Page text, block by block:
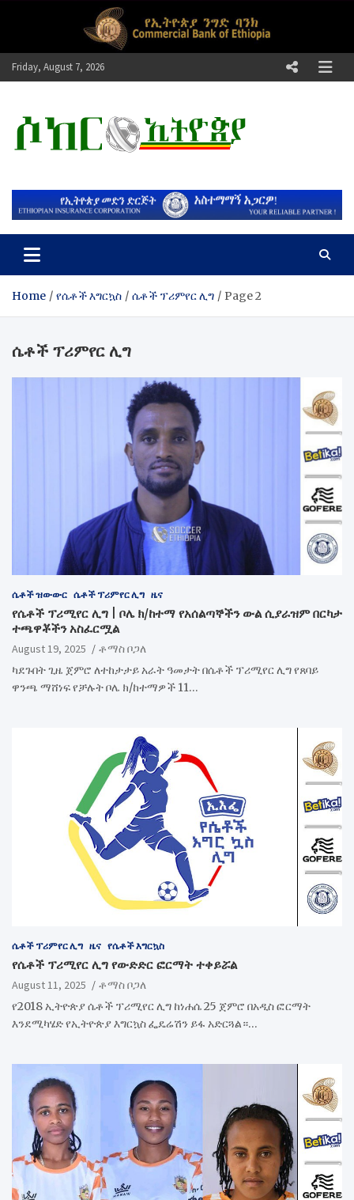
Friday, August 7, 2026
ሶከር ኢትዮጵያ
Home የሴቶች እግርኳስ ሴቶች ፕሪምየር ሊግ Page 2
ሴቶች ፕሪምየር ሊግ
ሴቶች ዝውውር ሴቶች ፕሪምየር ሊግ ዜና
የሴቶች ፕሪሚየር ሊግ | ቦሌ ክ/ከተማ የአሰልጣኞችን ውል ሲያራዝም በርካታ
ተጫዋቾችን አስፈርሟል
August 19, 2025
ቶማስ ቦጋለ
ካደጉበት ጊዜ ጀምሮ ለተከታታይ አራት ዓመታት በሴቶች ፕሪሚየር ሊግ የጸባይ
ዋንጫ ማሸነፍ የቻሉት ቦሌ ክ/ከተማዎች 11…
ሴቶች ፕሪምየር ሊግ ዜና የሴቶች እግርኳስ
የሴቶች ፕሪሚየር ሊግ የውድድር ፎርማት ተቀይሯል
August 11, 2025
ቶማስ ቦጋለ
የ2018 ኢትዮጵያ ሴቶች ፕሪሚየር ሊግ ከነሐሴ 25 ጀምሮ በአዲስ ፎርማት
እንደሚካሄድ የኢትዮጵያ እግርኳስ ፌዴሬሽን ይፋ አድርጓል።…